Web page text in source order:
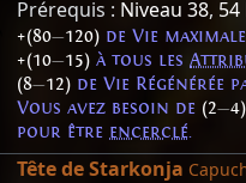
Prérequis : Niveau 38, 54
+(80—120) de Vie maximale
+(10—15) à tous les
(8—12) de Vie Régénérée
Vous avez besoin de (2—4)
pour être encerclé.
Tête de Starkonja